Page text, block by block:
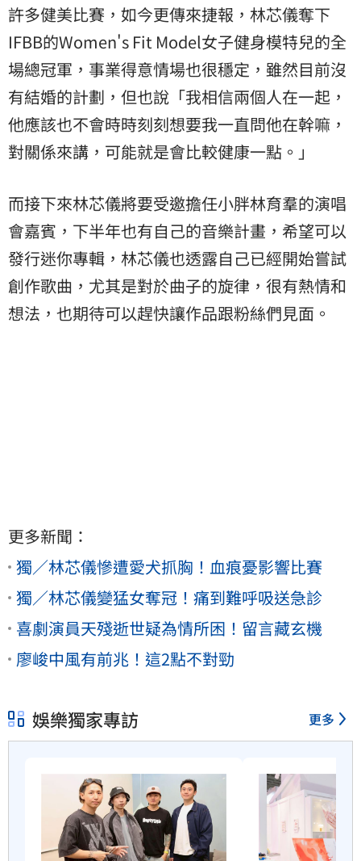
許多健美比賽，如今更傳來捷報，林芯儀奪下
IFBB的Women's Fit Model女子健身模特兒的全
場總冠軍，事業得意情場也很穩定，雖然目前沒
有結婚的計劃，但也說「我相信兩個人在一起，
他應該也不會時時刻刻想要我一直問他在幹嘛，
對關係來講，可能就是會比較健康一點。」
而接下來林芯儀將要受邀擔任小胖林育羣的演唱
會嘉賓，下半年也有自己的音樂計畫，希望可以
發行迷你專輯，林芯儀也透露自己已經開始嘗試
創作歌曲，尤其是對於曲子的旋律，很有熱情和
想法，也期待可以趕快讓作品跟粉絲們見面。
更多新聞：
獨／林芯儀慘遭愛犬抓胸！血痕憂影響比賽
獨／林芯儀變猛女奪冠！痛到難呼吸送急診
喜劇演員天殘逝世疑為情所困！留言藏玄機
廖峻中風有前兆！這2點不對勁
娛樂獨家專訪 更多